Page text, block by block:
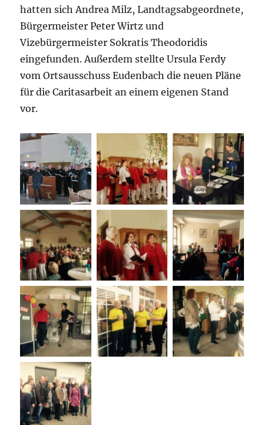
hatten sich Andrea Milz, Landtagsabgeordnete,
Bürgermeister Peter Wirtz und
Vizebürgermeister Sokratis Theodoridis
eingefunden. Außerdem stellte Ursula Ferdy
vom Ortsausschuss Eudenbach die neuen Pläne
für die Caritasarbeit an einem eigenen Stand
vor.